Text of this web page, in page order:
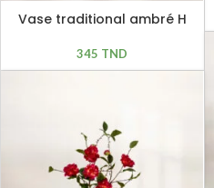
Vase traditional ambré H
345 TND